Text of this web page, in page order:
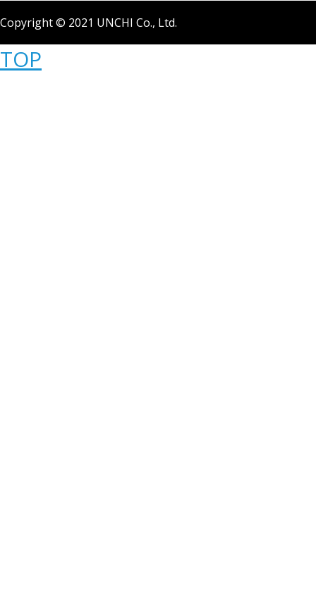
Copyright © 2021 UNCHI Co., Ltd.
TOP